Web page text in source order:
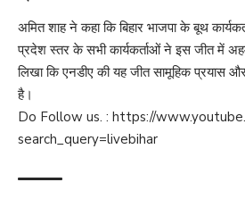
अमित शाह ने कहा कि बिहार भाजपा के बूथ
प्रदेश स्तर के सभी कार्यकर्ताओं ने इस जीत में
लिखा कि एनडीए की यह जीत सामूहिक प्रयास
है।
Do Follow us. : https://
search_query=livebihar